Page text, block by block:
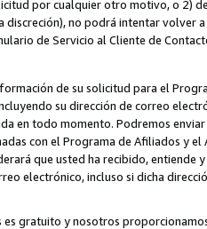
por cualquier otro motivo, o 2)
discreción), no podrá intentar volver
de Servicio al Cliente de
de su solicitud para el
su dirección de correo
en todo momento. Podremos
con el Programa de Afiliados y
que usted ha recibido, entiende
electrónico, incluso si dicha
es gratuito y nosotros